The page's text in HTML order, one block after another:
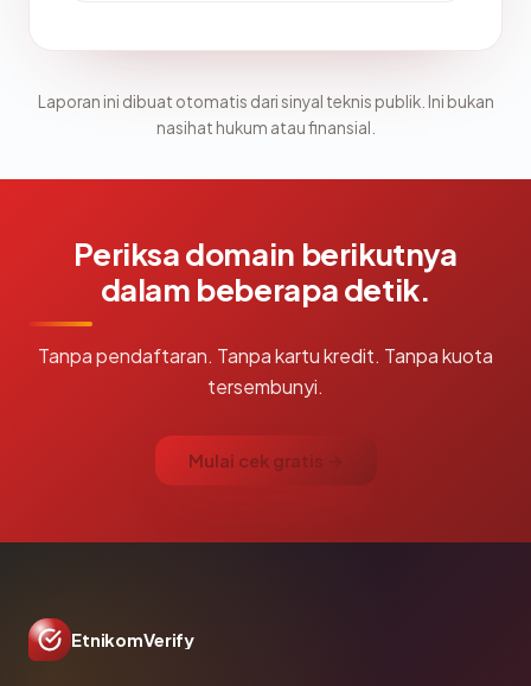
Laporan ini dibuat otomatis dari sinyal teknis publik. Ini bukan
nasihat hukum atau finansial.
Periksa domain berikutnya
dalam beberapa detik.
Tanpa pendaftaran. Tanpa kartu kredit. Tanpa kuota
tersembunyi.
Mulai cek gratis →
EtnikomVerify